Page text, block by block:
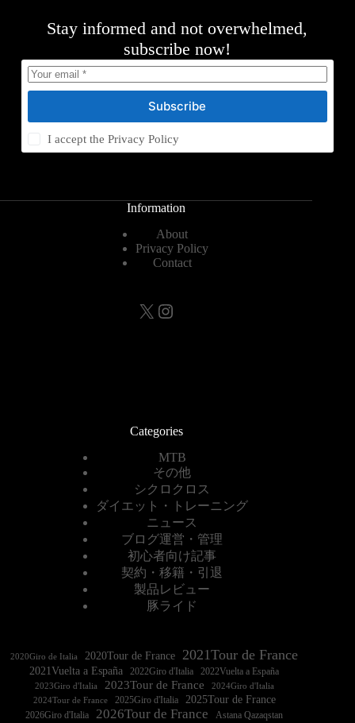
Stay informed and not overwhelmed,
subscribe now!
Subscribe
I accept thePrivacy Policy
Information
About
Privacy Policy
Contact
X Instagram
Categories
MTB
その他
シクロクロス
ダイエット・トレーニング
ニュース
ブログ運営・管理
初心者向け記事
契約・移籍・引退
製品レビュー
豚ライド
2020Giro de Italia 2020Tour de France 2021Tour de France
2021Vuelta a España 2022Vuelta a España
2023Giro d'Italia 2023Tour de France
2024Tour de France
2025Giro d'Italia 2025Tour de France
2026Giro d'Italia 2026Tour de France Astana Qazaqstan